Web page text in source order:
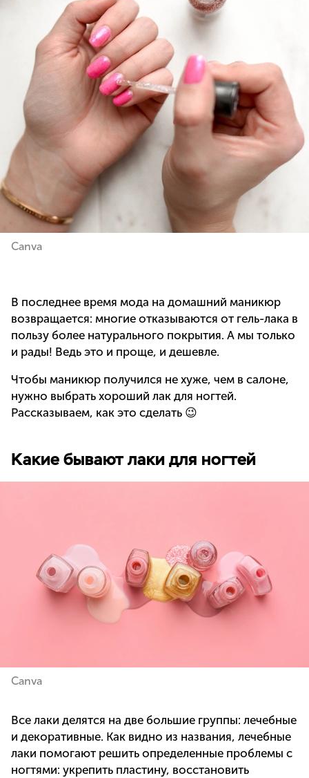
Canva
В последнее время мода на домашний маникюр
возвращается: многие отказываются от гель-лака в
пользу более натурального покрытия. А мы только
и рады! Ведь это и проще, и дешевле.
Чтобы маникюр получился не хуже, чем в салоне,
нужно выбрать хороший лак для ногтей.
Рассказываем, как это сделать 😉
Какие бывают лаки для ногтей
Canva
Все лаки делятся на две большие группы: лечебные
и декоративные. Как видно из названия, лечебные
лаки помогают решить определенные проблемы с
ногтями: укрепить пластину, восстановить